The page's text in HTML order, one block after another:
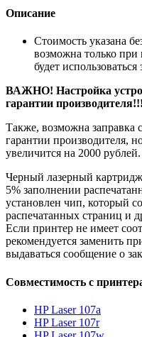
Описание
Стоимость указана
возможна только при
будет
ВАЖНО! Настройка
гарантии производителя!!!
Также, возможна заправка
гарантии производителя,
увеличится на 2000 рублей.
Черный лазерный
5% заполнении
установлен чип, который
распечатанных страниц и
Если принтер не имеет
рекомендуется заменить
выдаваться сообщение о
Совместимость с
HP Laser 107a
HP Laser 107r